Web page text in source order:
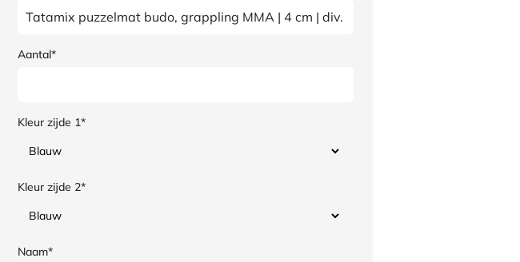
Aantal*
Kleur zijde 1*
Kleur zijde 2*
Naam*